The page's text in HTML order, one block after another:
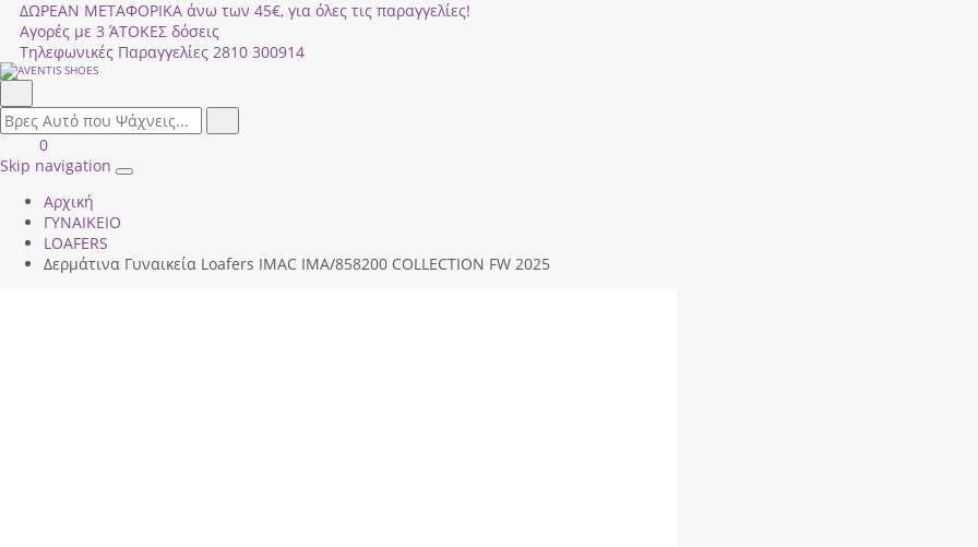
ΔΩΡΕΑΝ ΜΕΤΑΦΟΡΙΚΑ άνω των 45€, για όλες τις παραγγελίες!
Αγορές με 3 ΆΤΟΚΕΣ δόσεις
Τηλεφωνικές Παραγγελίες 2810 300914
field.search
Είσοδος
|
ΚΑΛΑΘΙ
ΑΓΟΡΩΝ
0
Skip navigation
Toggle
Αρχική
ΓΥΝΑΙΚΕΙΟ
LOAFERS
Δερμάτινα Γυναικεία Loafers IMAC IMA/858200 COLLECTION FW 2025